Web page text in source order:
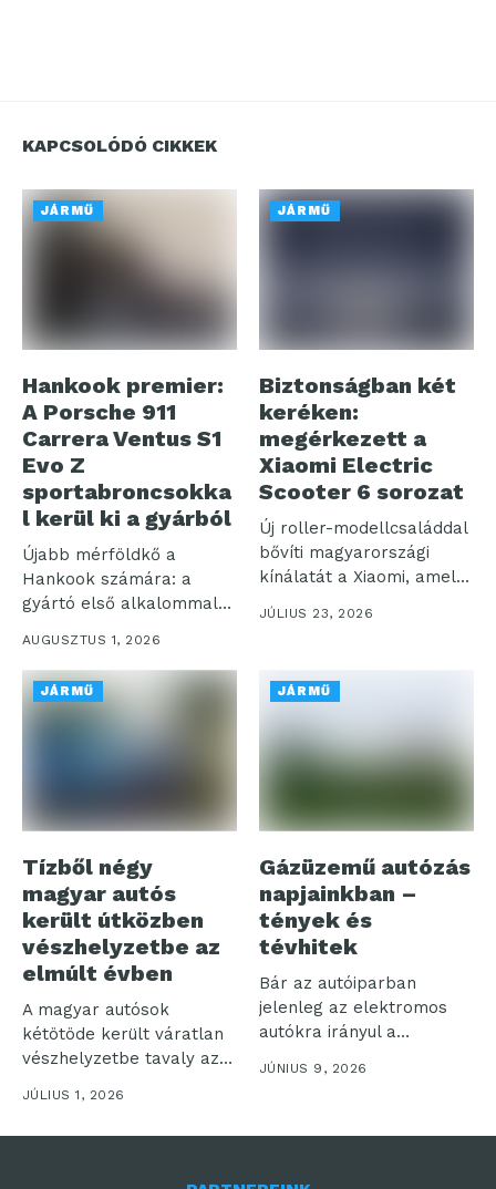
KAPCSOLÓDÓ CIKKEK
JÁRMŰ
Hankook premier:
A Porsche 911
Carrera Ventus S1
Evo Z
sportabroncsokka
l kerül ki a gyárból
Újabb mérföldkő a
Hankook számára: a
gyártó első alkalommal
AUGUSZTUS 1, 2026
JÁRMŰ
Biztonságban két
keréken:
megérkezett a
Xiaomi Electric
Scooter 6 sorozat
Új roller-modellcsaláddal
bővíti magyarországi
kínálatát a Xiaomi, amely
a korábbiakhoz képest
nagyobb...
JÚLIUS 23, 2026
JÁRMŰ
Tízből négy
magyar autós
került útközben
vészhelyzetbe az
elmúlt évben
A magyar autósok
kétötöde került váratlan
vészhelyzetbe tavaly az
utakon, miközben a...
JÚLIUS 1, 2026
JÁRMŰ
Gázüzemű autózás
napjainkban –
tények és
tévhitek
Bár az autóiparban
jelenleg az elektromos
autókra irányul a
legnagyobb figyelem, a...
JÚNIUS 9, 2026